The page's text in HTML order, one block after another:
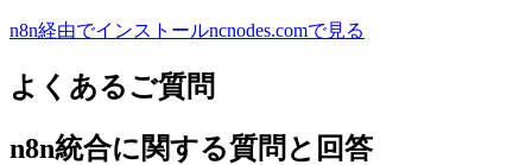
n8n経由でインストールncnodes.comで見る
よくあるご質問
n8n統合に関する質問と回答